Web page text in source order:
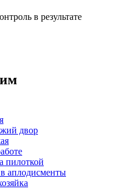
в результате
двор
пилоткой
аплодисменты